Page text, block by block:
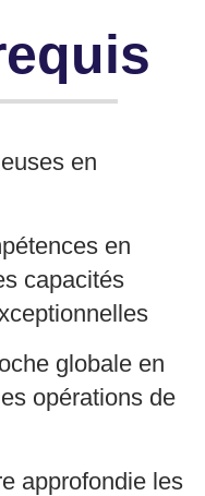
en
en
capacités
globale en
opérations de
approfondie les